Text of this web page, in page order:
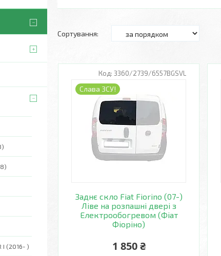
3360/2739/6557BGSVL
Слава ЗСУ!
Заднє скло Fiat Fiorino (07-)
Ліве на розпашні двері з
Електрообогревом (Фіат
Фіоріно)
1 850 ₴
I (2016- )